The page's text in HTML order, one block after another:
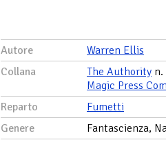
Autore
Warren Ellis
Collana
The Authority n.
Magic Press
Reparto
Fumetti
Genere
Fantascienza,